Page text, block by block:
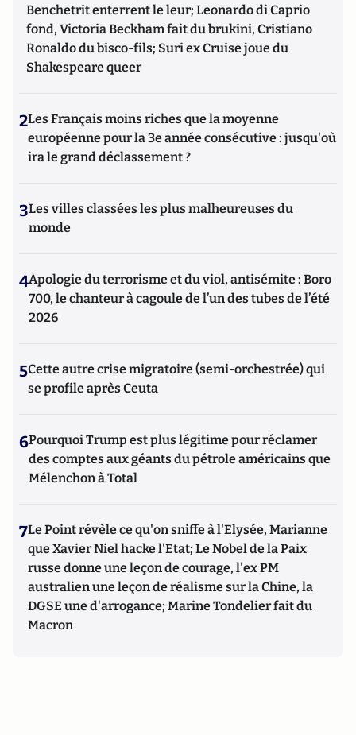
Benchetrit enterrent le leur; Leonardo di Caprio
fond, Victoria Beckham fait du brukini, Cristiano
Ronaldo du bisco-fils; Suri ex Cruise joue du
Shakespeare queer
2Les Français moins riches que la moyenne
européenne pour la 3e année consécutive : jusqu'où
ira le grand déclassement ?
3Les villes classées les plus malheureuses du
monde
4Apologie du terrorisme et du viol, antisémite : Boro
700, le chanteur à cagoule de l’un des tubes de l’été
2026
5Cette autre crise migratoire (semi-orchestrée) qui
se profile après Ceuta
6Pourquoi Trump est plus légitime pour réclamer
des comptes aux géants du pétrole américains que
Mélenchon à Total
7Le Point révèle ce qu'on sniffe à l'Elysée, Marianne
que Xavier Niel hacke l'Etat; Le Nobel de la Paix
russe donne une leçon de courage, l'ex PM
australien une leçon de réalisme sur la Chine, la
DGSE une d'arrogance; Marine Tondelier fait du
Macron